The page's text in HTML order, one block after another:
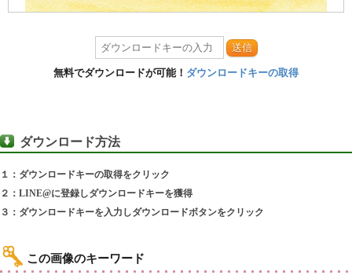
送信
無料でダウンロードが可能！ ダウンロードキーの取得
ダウンロード方法
１：ダウンロードキーの取得をクリック
２：LINE@に登録しダウンロードキーを獲得
３：ダウンロードキーを入力しダウンロードボタンをクリック
この画像のキーワード